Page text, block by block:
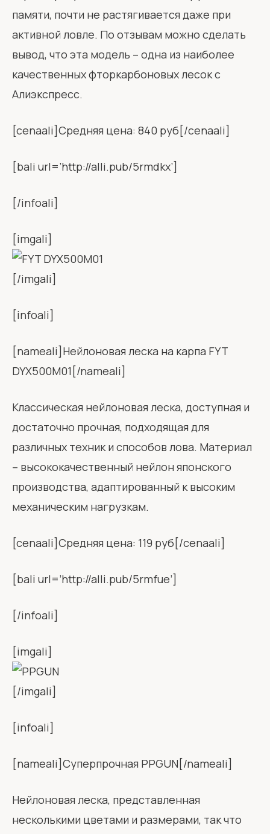
памяти, почти не растягивается даже при
активной ловле. По отзывам можно сделать
вывод, что эта модель – одна из наиболее
качественных фторкарбоновых лесок с
Алиэкспресс.
[cenaali]Средняя цена: 840 руб[/cenaali]
[bali url=’http://alli.pub/5rmdkx’]
[/infoali]
[imgali]
[/imgali]
[infoali]
[nameali]Нейлоновая леска на карпа FYT
DYX500M01[/nameali]
Классическая нейлоновая леска, доступная и
достаточно прочная, подходящая для
различных техник и способов лова. Материал
– высококачественный нейлон японского
производства, адаптированный к высоким
механическим нагрузкам.
[cenaali]Средняя цена: 119 руб[/cenaali]
[bali url=’http://alli.pub/5rmfue’]
[/infoali]
[imgali]
[/imgali]
[infoali]
[nameali]Суперпрочная PPGUN[/nameali]
Нейлоновая леска, представленная
несколькими цветами и размерами, так что